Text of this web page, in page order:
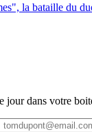
la bataille du
jour dans votre